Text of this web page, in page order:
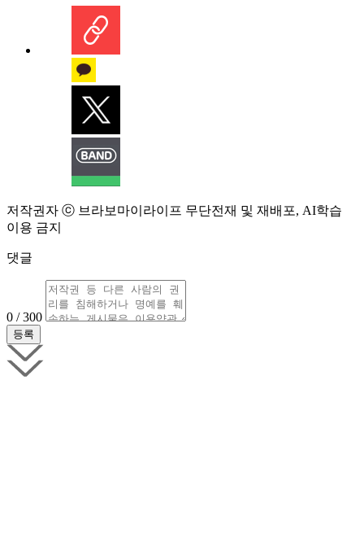
저작권자 ⓒ 브라보마이라이프 무단전재 및 재배포, AI학습
이용 금지
댓글
0 / 300